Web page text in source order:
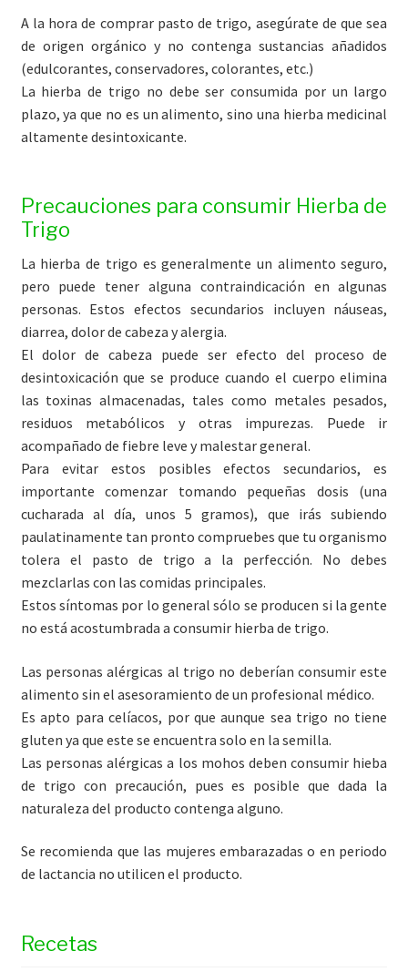
A la hora de comprar pasto de trigo, asegúrate de que sea
de origen orgánico y no contenga sustancias añadidos
(edulcorantes, conservadores, colorantes, etc.)
La hierba de trigo no debe ser consumida por un largo
plazo, ya que no es un alimento, sino una hierba medicinal
altamente desintoxicante.
Precauciones para consumir Hierba de
Trigo
La hierba de trigo es generalmente un alimento seguro,
pero puede tener alguna contraindicación en algunas
personas. Estos efectos secundarios incluyen náuseas,
diarrea, dolor de cabeza y alergia.
El dolor de cabeza puede ser efecto del proceso de
desintoxicación que se produce cuando el cuerpo elimina
las toxinas almacenadas, tales como metales pesados,
residuos metabólicos y otras impurezas. Puede ir
acompañado de fiebre leve y malestar general.
Para evitar estos posibles efectos secundarios, es
importante comenzar tomando pequeñas dosis (una
cucharada al día, unos 5 gramos), que irás subiendo
paulatinamente tan pronto compruebes que tu organismo
tolera el pasto de trigo a la perfección. No debes
mezclarlas con las comidas principales.
Estos síntomas por lo general sólo se producen si la gente
no está acostumbrada a consumir hierba de trigo.
Las personas alérgicas al trigo no deberían consumir este
alimento sin el asesoramiento de un profesional médico.
Es apto para celíacos, por que aunque sea trigo no tiene
gluten ya que este se encuentra solo en la semilla.
Las personas alérgicas a los mohos deben consumir hieba
de trigo con precaución, pues es posible que dada la
naturaleza del producto contenga alguno.
Se recomienda que las mujeres embarazadas o en periodo
de lactancia no utilicen el producto.
Recetas